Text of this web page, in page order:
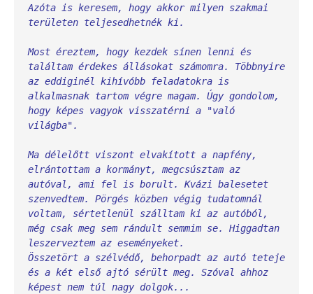
Azóta is keresem, hogy akkor milyen szakmai
Most éreztem, hogy kezdek sínen lenni és
találtam érdekes állásokat számomra. Többnyire
az eddiginél kihívóbb feladatokra is
alkalmasnak tartom végre magam. Úgy gondolom,
hogy képes vagyok visszatérni a "való
Ma délelőtt viszont elvakított a napfény,
elrántottam a kormányt, megcsúsztam az
autóval, ami fel is borult. Kvázi balesetet
szenvedtem. Pörgés közben végig tudatomnál
voltam, sértetlenül szálltam ki az autóból,
még csak meg sem rándult semmim se. Higgadtan
leszerveztem az eseményeket.
Összetört a szélvédő, behorpadt az autó teteje
és a két első ajtó sérült meg. Szóval ahhoz
képest nem túl nagy dolgok...